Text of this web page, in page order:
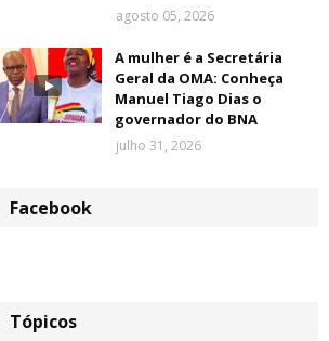
agosto 05, 2026
A mulher é a Secretária
Geral da OMA: Conheça
Manuel Tiago Dias o
governador do BNA
julho 31, 2026
Facebook
Tópicos